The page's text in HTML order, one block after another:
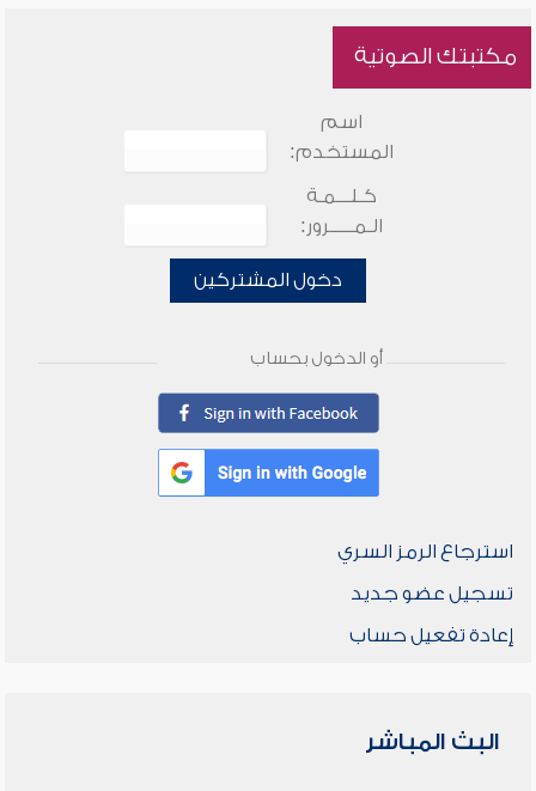
مكتبتك الصوتية
اسم
المستخدم:
كـلـــمـة
الـمـــــرور:
دخول المشتركين
أو الدخول بحساب
استرجاع الرمز السري
تسجيل عضو جديد
إعادة تفعيل حساب
البث المباشر